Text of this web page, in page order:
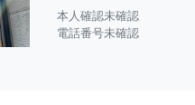
本人確認未確認
電話番号未確認